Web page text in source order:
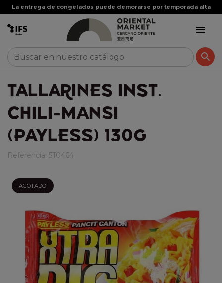
La entrega de congelados puede demorarse por temporada alta


TALLARINES INST.
CHILI-MANSI
(PAYLESS) 130G
Referencia: 5T0464
AGOTADO